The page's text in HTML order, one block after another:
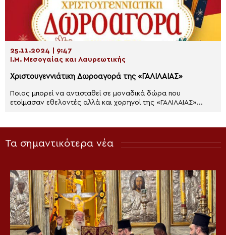
25.11.2024 | 9:47
Ι.Μ. Μεσογαίας και Λαυρεωτικής
Χριστουγεννιάτικη Δωροαγορά της «ΓΑΛΙΛΑΙΑΣ»
Ποιος μπορεί να αντισταθεί σε μοναδικά δώρα που
ετοίμασαν εθελοντές αλλά και χορηγοί της «ΓΑΛΙΛΑΙΑΣ»...
Τα σημαντικότερα νέα